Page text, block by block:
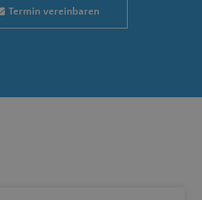
Termin vereinbaren